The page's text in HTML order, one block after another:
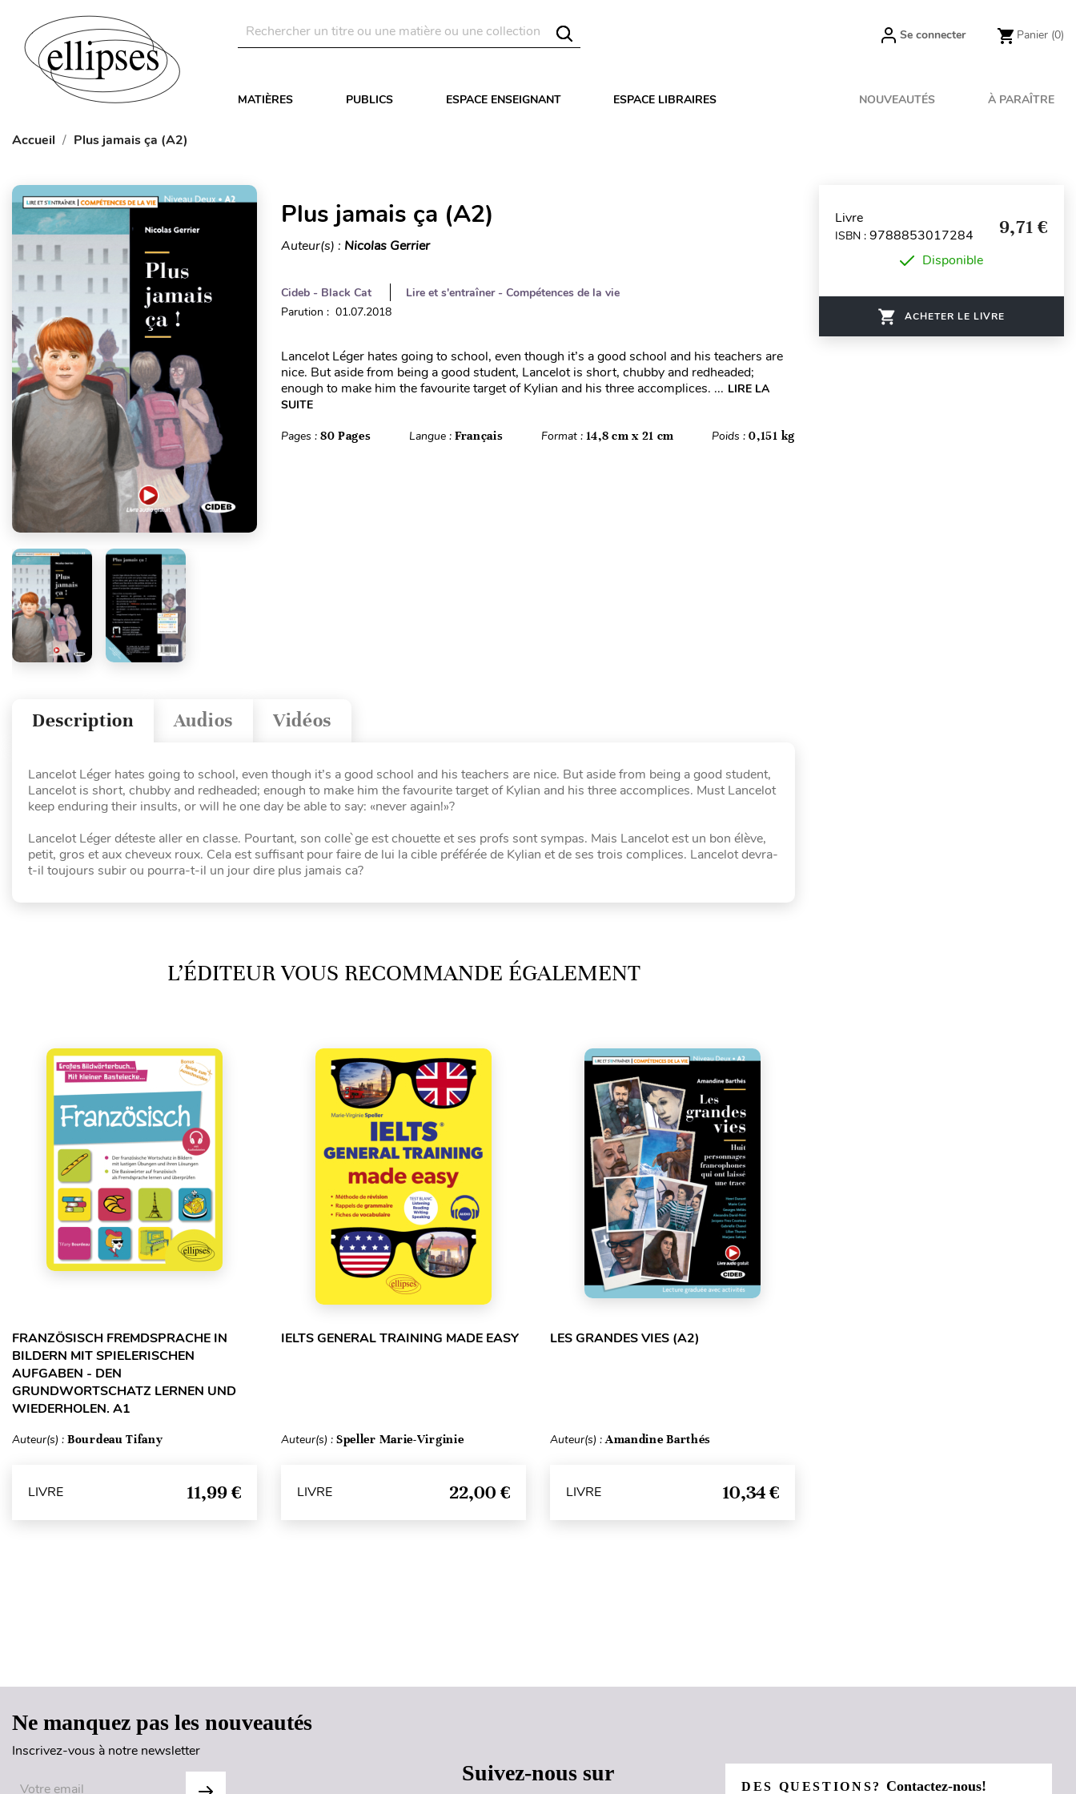
Se connecter Panier (0)
MATIÈRES PUBLICS ESPACE ENSEIGNANT ESPACE LIBRAIRES NOUVEAUTÉS À PARAÎTRE
Accueil Plus jamais ça (A2)
Plus jamais ça (A2)
Auteur(s) : Nicolas Gerrier
Cideb - Black Cat
Lire et s'entraîner - Compétences de la vie
Parution : 01.07.2018
Lancelot Léger hates going to school, even though it’s a good school and his teachers are
nice. But aside from being a good student, Lancelot is short, chubby and redheaded;
enough to make him the favourite target of Kylian and his three accomplices. ... LIRE LA
SUITE
Pages : 80 Pages Langue : Français Format : 14,8 cm x 21 cm Poids :0,151 kg
Vidéos
Audios
Description
Lancelot Léger hates going to school, even though it’s a good school and his teachers are nice. But aside from being a good student,
Lancelot is short, chubby and redheaded; enough to make him the favourite target of Kylian and his three accomplices. Must Lancelot
keep enduring their insults, or will he one day be able to say: «never again!»?
Lancelot Léger déteste aller en classe. Pourtant, son colle`ge est chouette et ses profs sont sympas. Mais Lancelot est un bon élève,
petit, gros et aux cheveux roux. Cela est suffisant pour faire de lui la cible préférée de Kylian et de ses trois complices. Lancelot devra-
t-il toujours subir ou pourra-t-il un jour dire plus jamais ca?
L’ÉDITEUR VOUS RECOMMANDE ÉGALEMENT
FRANZÖSISCH FREMDSPRACHE IN
BILDERN MIT SPIELERISCHEN
AUFGABEN - DEN
GRUNDWORTSCHATZ LERNEN UND
WIEDERHOLEN. A1
Auteur(s) : Bourdeau Tifany
LIVRE 11,99 €
IELTS GENERAL TRAINING MADE EASY
Auteur(s) : Speller Marie-Virginie
LIVRE 22,00 €
LES GRANDES VIES (A2)
Auteur(s) :Amandine Barthés
LIVRE 10,34 €
Livre
ISBN : 9788853017284 9,71 €
Disponible
ACHETER LE LIVRE
Ne manquez pas les nouveautés
Inscrivez-vous à notre newsletter
Suivez-nous sur
DES QUESTIONS?Contactez-nous!